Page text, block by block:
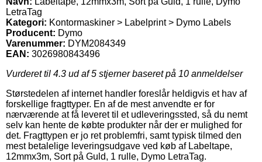
LetraTag
Kategori: Kontormaskiner > Labelprint > Dymo Labels
Producent: Dymo
Varenummer: DYM2084349
EAN: 3026980843496
Vurderet til 4.3 ud af 5 stjerner baseret på 10 anmeldelser
Størstedelen af internet handler foreslår heldigvis et hav af
forskellige fragttyper. En af de mest anvendte er for
nærværende at få leveret til et udleveringssted, så du nemt
selv kan hente de købte produkter når der er mulighed for
det. Fragttypen er jo ret problemfri, samt typisk tilmed den
mest betalelige leveringsudgave ved køb af Labeltape,
12mmx3m, Sort på Guld, 1 rulle, Dymo LetraTag.